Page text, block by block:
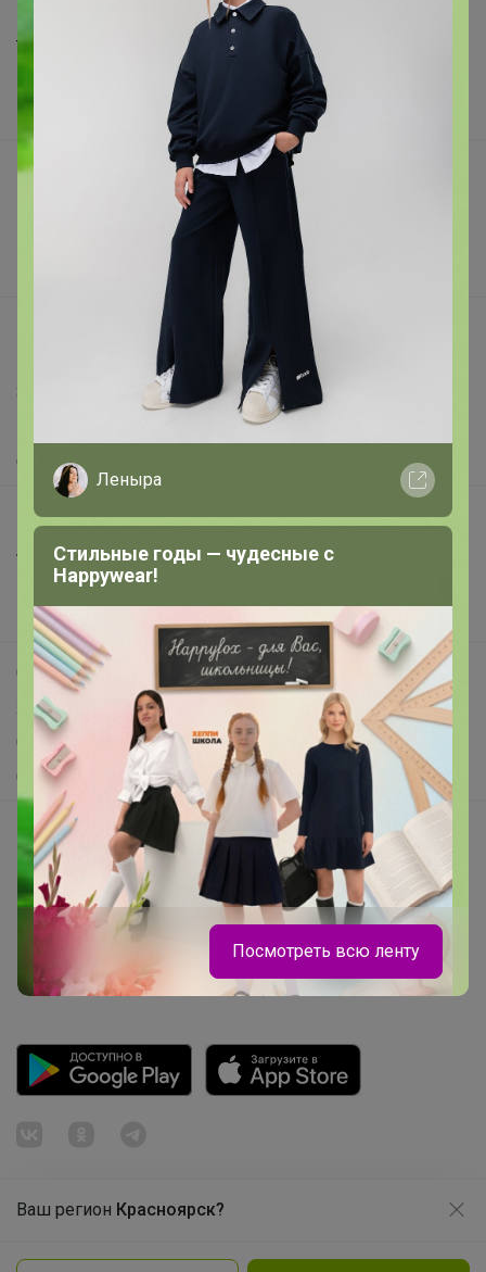
Ваш регион Красноярск?
Торговые марки
Подарочные сертификаты
Написать в поддержку
Защита покупателя
О нас
Все предложения
Анонсы
Новости
Поддержка альпак
Самое выгодное
Хиты продаж
Самое желанное
Самое быстрое
Начать зарабатывать с 24-ok
Picabox.ru - Лучшее место для ваших изображений
Розыгрыш - Генератор случайных чисел
Пульс нашего маркетплейса
Укорачиватель ссылок
Леныра
Стильные годы — чудесные с
Happywear!
Bonditka
Посмотреть всю ленту
Продолжая использовать этот сайт и нажимая кнопку